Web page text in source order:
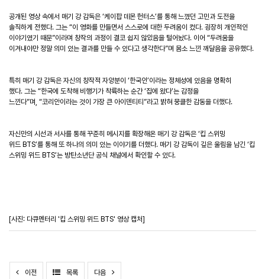
공개된 영상 속에서 매기 강 감독은 ‘케이팝 데몬 헌터스’를 통해 느꼈던 고민과 도전을
솔직하게 전했다. 그는 “이 영화를 만들면서 스스로에 대한 두려움이 컸다. 굉장히 개인적인
이야기였기 때문”이라며 창작의 과정이 결코 쉽지 않았음을 털어놨다. 이어 “두려움을
이겨내야만 정말 의미 있는 결과를 만들 수 있다고 생각한다”며 몸소 느낀 깨달음을 공유했다.
특히 매기 강 감독은 자신의 창작적 자양분이 ‘한국인’이라는 정체성에 있음을 명확히
했다. 그는 “한국에 도착해 비행기가 착륙하는 순간 ‘집에 왔다’는 감정을
느낀다”며 “코리안이라는 것이 가장 큰 아이덴티티 ”라고 밝혀 뭉클한 감동을 더했다.
자신만의 시선과 서사를 통해 꾸준히 메시지를 확장해온 매기 강 감독은 ‘킵 스위밍
위드 BTS’를 통해 또 하나의 의미 있는 이야기를 더했다. 매기 강 감독이 깊은 울림을 남긴 ‘킵
스위밍 위드 BTS’는 방탄소년단 공식 채널에서 확인할 수 있다.
[사진: 다큐멘터리 '킵 스위밍 위드 BTS' 영상 캡처]
이전 목록 다음